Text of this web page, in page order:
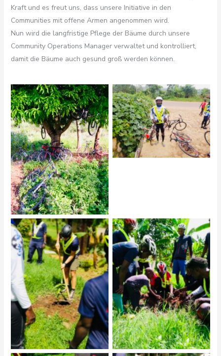
Kraft und es freut uns, dass unsere Initiative in den
Communities mit offene Armen angenommen wird.
Nun wird die langfristige Pflege der Bäume durch unsere
Community Operations Manager verwaltet und kontrolliert,
damit die Bäume auch gesund groß werden können.